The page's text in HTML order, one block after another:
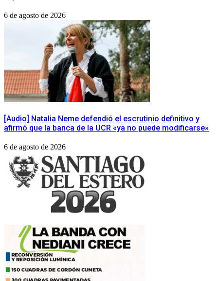
6 de agosto de 2026
[Audio] Natalia Neme defendió el escrutinio definitivo y
afirmó que la banca de la UCR «ya no puede modificarse»
6 de agosto de 2026